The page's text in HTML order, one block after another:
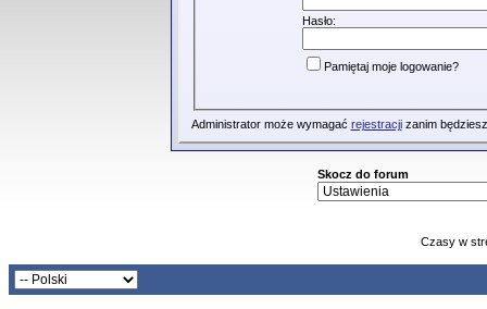
Hasło:
Pamiętaj moje logowanie?
Administrator może wymagać rejestracjizanim
Skocz do forum
Czasy w